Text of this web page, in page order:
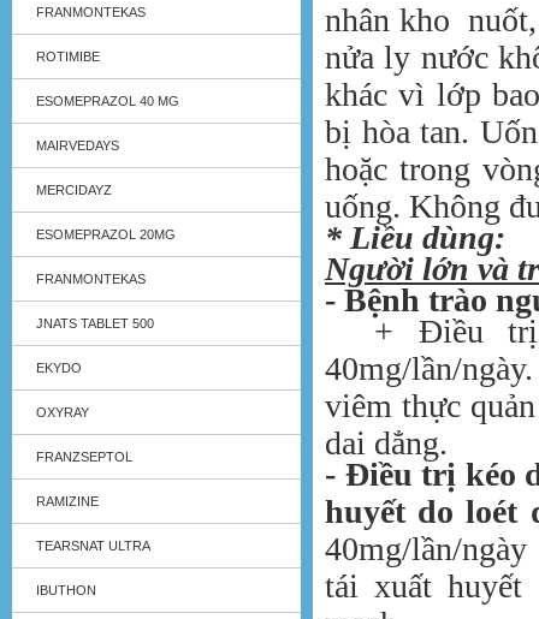
FRANMONTEKAS
ROTIMIBE
ESOMEPRAZOL 40 MG
MAIRVEDAYS
MERCIDAYZ
ESOMEPRAZOL 20MG
FRANMONTEKAS
JNATS TABLET 500
EKYDO
OXYRAY
FRANZSEPTOL
RAMIZINE
TEARSNAT ULTRA
IBUTHON
nhân kho
nửa ly nước
khác vì lớp
bị hòa tan.
hoặc trong
uống. Không
* Liều dùng:
Người lớn và
- Bệnh trào
+ Điều trị
40mg/lần/
viêm thực
dai dẳng.
- Điều trị kéo
huyết do loét
40mg/lần/
tái xuất huyết